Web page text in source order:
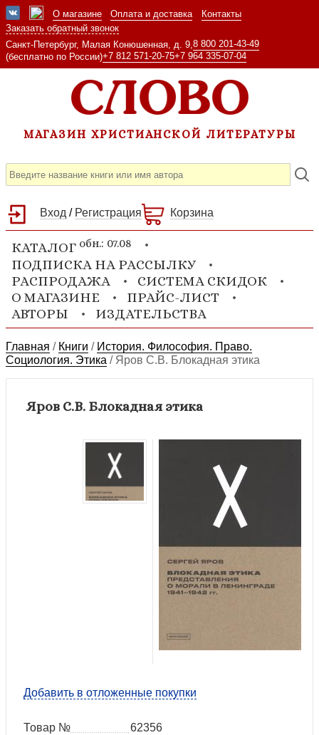
О магазине Оплата и доставка
Контакты
Заказать обратный звонок
Санкт-Петербург, Малая Конюшенная, д. 9, 8 800 201-43-49
(бесплатно по России)+7 812 571-20-75+7 964 335-07-04
МАГАЗИН ХРИСТИАНСКОЙ ЛИТЕРАТУРЫ
Вход / Регистрация Корзина
КАТАЛОГ обн.: 07.08
ПОДПИСКА НА РАССЫЛКУ
РАСПРОДАЖА
СИСТЕМА СКИДОК
О МАГАЗИНЕ
ПРАЙС-ЛИСТ
АВТОРЫ
ИЗДАТЕЛЬСТВА
Главная / Книги / История. Философия. Право.
Социология. Этика / Яров С.В. Блокадная этика
Яров С.В. Блокадная этика
Добавить в отложенные покупки
Товар №
62356